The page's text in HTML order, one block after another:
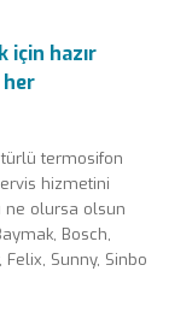
için hazır
termosifon
hizmetini
ne olursa olsun
Bosch,
Sunny, Sinbo